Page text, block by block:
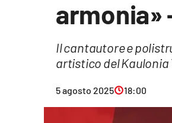
armonia»
Il cantautore e
artistico del
5 agosto 2025 18:00